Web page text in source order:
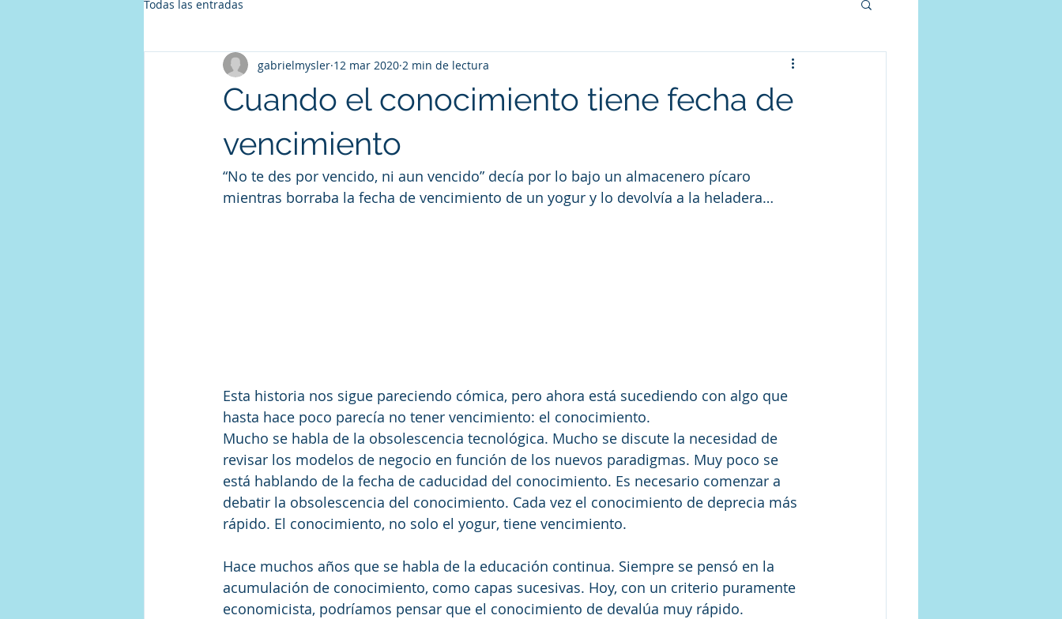
Todas las entradas
Cuando el conocimiento tiene fecha de
vencimiento
gabrielmysler 12 mar 2020 2 min de lectura
“No te des por vencido, ni aun vencido” decía por lo bajo un almacenero pícaro
mientras borraba la fecha de vencimiento de un yogur y lo devolvía a la heladera…
Esta historia nos sigue pareciendo cómica, pero ahora está sucediendo con algo que
hasta hace poco parecía no tener vencimiento: el conocimiento.
Mucho se habla de la obsolescencia tecnológica. Mucho se discute la necesidad de
revisar los modelos de negocio en función de los nuevos paradigmas. Muy poco se
está hablando de la fecha de caducidad del conocimiento. Es necesario comenzar a
debatir la obsolescencia del conocimiento. Cada vez el conocimiento de deprecia más
rápido. El conocimiento, no solo el yogur, tiene vencimiento.
Hace muchos años que se habla de la educación continua. Siempre se pensó en la
acumulación de conocimiento, como capas sucesivas. Hoy, con un criterio puramente
economicista, podríamos pensar que el conocimiento de devalúa muy rápido.